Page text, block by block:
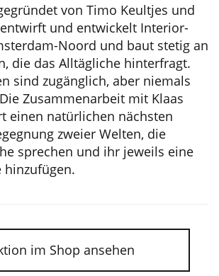
von Timo Keultjes und
und entwickelt Interior-
Noord und baut stetig an
die das Alltägliche hinterfragt.
sind zugänglich, aber niemals
Zusammenarbeit mit Klaas
einen natürlichen nächsten
zweier Welten, die
sprechen und ihr jeweils eine
hinzufügen.
im Shop ansehen